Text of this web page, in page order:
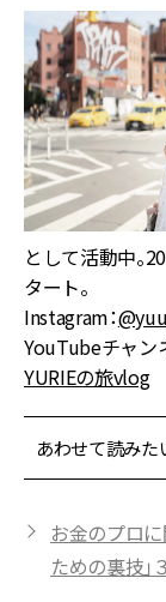
として活動中。
タート。
Instagram：
YouTubeチャン
YURIEの旅vlog
あわせて読みた
お金のプロに
ための裏技」